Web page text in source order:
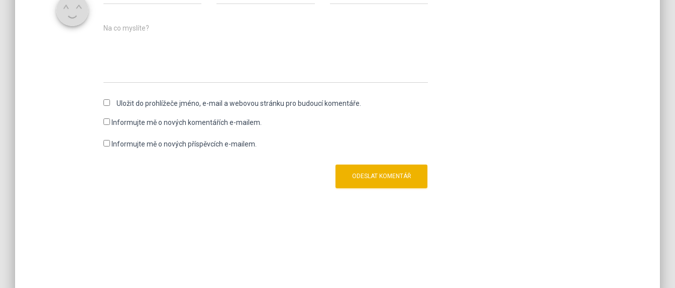
Na co myslíte?
Uložit do prohlížeče jméno, e-mail a webovou stránku pro budoucí komentáře.
Informujte mě o nových komentářích e-mailem.
Informujte mě o nových příspěvcích e-mailem.